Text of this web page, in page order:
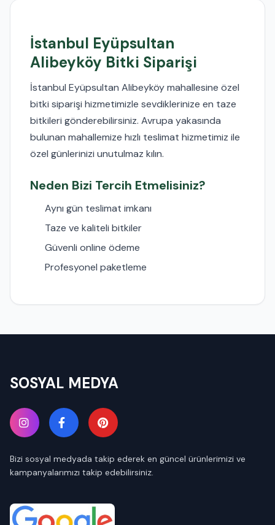
İstanbul Eyüpsultan
Alibeyköy Bitki Siparişi
İstanbul Eyüpsultan Alibeyköy mahallesine özel
bitki siparişi hizmetimizle sevdiklerinize en taze
bitkileri gönderebilirsiniz. Avrupa yakasında
bulunan mahallemize hızlı teslimat hizmetimiz ile
özel günlerinizi unutulmaz kılın.
Neden Bizi Tercih Etmelisiniz?
Aynı gün teslimat imkanı
Taze ve kaliteli bitkiler
Güvenli online ödeme
Profesyonel paketleme
SOSYAL MEDYA
Bizi sosyal medyada takip ederek en güncel ürünlerimizi ve
kampanyalarımızı takip edebilirsiniz.